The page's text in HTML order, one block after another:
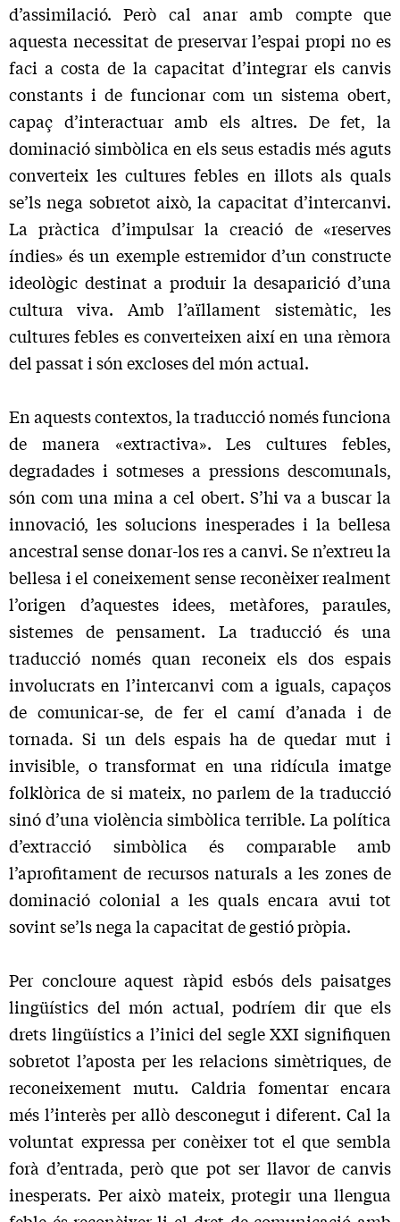
d’assimilació. Però cal anar amb compte que
aquesta necessitat de preservar l’espai propi no es
faci a costa de la capacitat d’integrar els canvis
constants i de funcionar com un sistema obert,
capaç d’interactuar amb els altres. De fet, la
dominació simbòlica en els seus estadis més aguts
converteix les cultures febles en illots als quals
se’ls nega sobretot això, la capacitat d’intercanvi.
La pràctica d’impulsar la creació de «reserves
índies» és un exemple estremidor d’un cons­tructe
ideològic destinat a produir la desaparició d’una
cultura viva. Amb l’aïllament sistemàtic, les
cultures febles es convertei­xen així en una rèmora
del passat i són excloses del món actual.
En aquests contextos, la traducció només funciona
de manera «extractiva». Les cultures febles,
degradades i sotmeses a pressions descomunals,
són com una mina a cel obert. S’hi va a buscar la
innovació, les solucions inesperades i la bellesa
ancestral sense donar-los res a canvi. Se n’extreu la
bellesa i el coneixement sense reconèixer realment
l’origen d’aquestes idees, metàfores, paraules,
sistemes de pensament. La traducció és una
traducció només quan reconeix els dos espais
involucrats en l’intercanvi com a iguals, capaços
de comunicar-se, de fer el camí d’anada i de
tornada. Si un dels espais ha de quedar mut i
invisible, o transformat en una ridícula imatge
folklòrica de si mateix, no parlem de la traducció
sinó d’una violència simbòlica terrible. La política
d’extracció simbòlica és comparable amb
l’aprofitament de recursos naturals a les zones de
dominació colonial a les quals encara avui tot
sovint se’ls nega la capacitat de gestió pròpia.
Per concloure aquest ràpid esbós dels paisatges
lingüístics del món actual, podríem dir que els
drets lingüístics a l’inici del segle XXI signifiquen
sobretot l’aposta per les relacions simètri­ques, de
reconeixement mutu. Caldria fomentar encara
més l’in­terès per allò desconegut i diferent. Cal la
voluntat expressa per conèixer tot el que sembla
forà d’entrada, però que pot ser llavor de canvis
inesperats. Per això mateix, protegir una llengua